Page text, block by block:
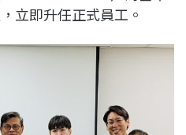
立即升任正式員工。